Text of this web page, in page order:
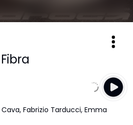
Fabrizio Tarducci, Emma